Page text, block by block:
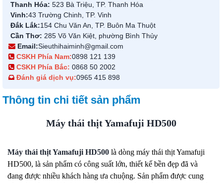
Thanh Hóa: 523 Bà Triệu, TP. Thanh Hóa
Vinh:43 Trường Chinh, TP. Vinh
Đắk Lắk:154 Chu Văn An, TP. Buôn Ma Thuột
Cần Thơ: 285 Võ Văn Kiệt, phường Bình Thủy
Email:Sieuthihaiminh@gmail.com
CSKH Phía Nam:0898 121 139
CSKH Phía Bắc: 0868 50 2002
Đánh giá dịch vụ:0965 415 898
Thông tin chi tiết sản phẩm
Máy thái thịt Yamafuji HD500
Máy thái thịt Yamafuji HD500 là dòng máy thái thịt Yamafuji
HD500, là sản phẩm có công suất lớn, thiết kế bền đẹp đã và
đang được nhiều khách hàng ưa chuộng. Sản phẩm được cung